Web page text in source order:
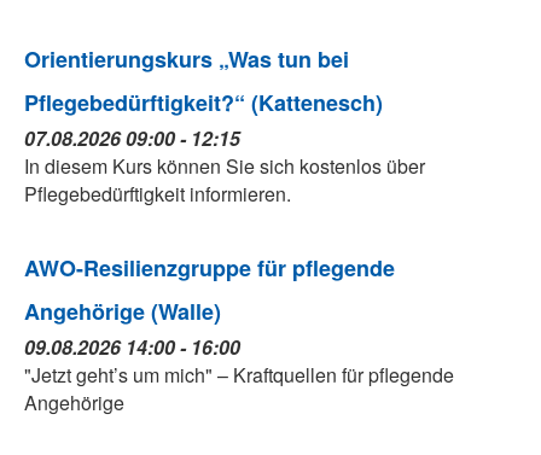
Orientierungskurs „Was tun bei
Pflegebedürftigkeit?“ (Kattenesch)
07.08.2026 09:00 - 12:15
In diesem Kurs können Sie sich kostenlos über
Pflegebedürftigkeit informieren.
AWO-Resilienzgruppe für pflegende
Angehörige (Walle)
09.08.2026 14:00 - 16:00
"Jetzt geht’s um mich" – Kraftquellen für pflegende
Angehörige